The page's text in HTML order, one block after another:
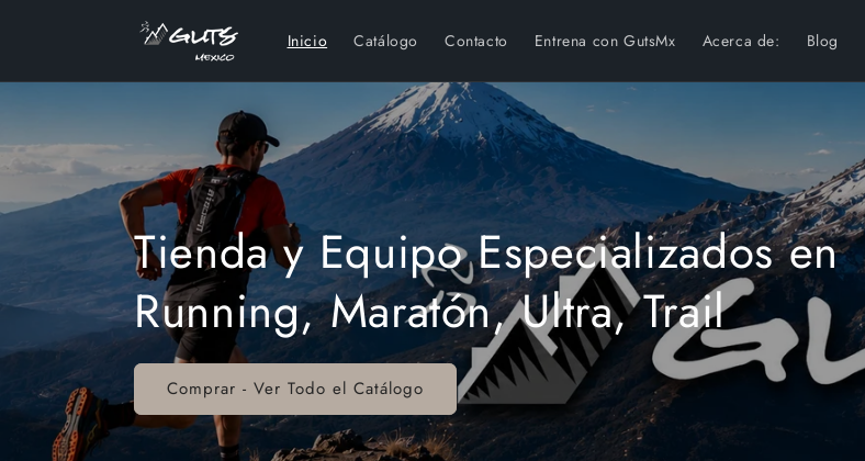
Inicio Catálogo Contacto Entrena con GutsMx Acerca de: Blog
Tienda y Equipo Especializados en
Running, Maratón, Ultra, Trail
Comprar - Ver Todo el Catálogo